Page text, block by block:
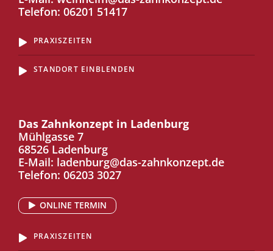
Telefon: 06201 51417
PRAXISZEITEN
STANDORT EINBLENDEN
Das Zahnkonzept in Ladenburg
Mühlgasse 7
68526 Ladenburg
E-Mail: ladenburg@das-zahnkonzept.de
Telefon: 06203 3027
ONLINE TERMIN
PRAXISZEITEN